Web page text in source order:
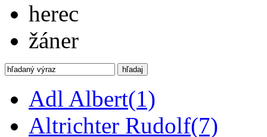
herec
žáner
hľadaj
Adl Albert(1)
Altrichter Rudolf(7)